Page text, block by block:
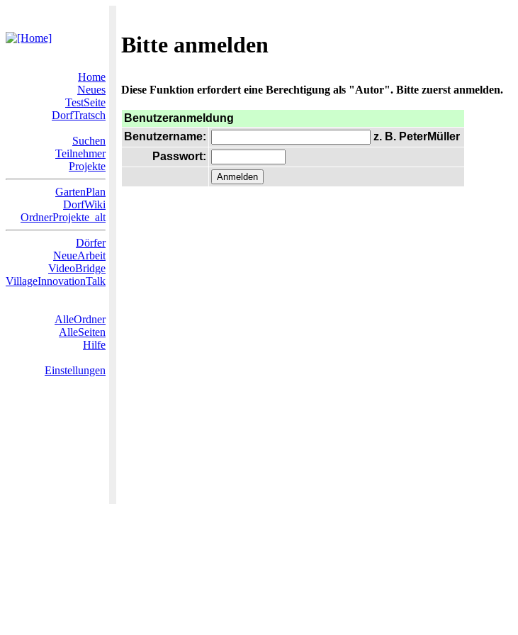
Bitte anmelden
Home
Neues
TestSeite
DorfTratsch
Suchen
Teilnehmer
Projekte
GartenPlan
DorfWiki
OrdnerProjekte_alt
Dörfer
NeueArbeit
VideoBridge
VillageInnovationTalk
AlleOrdner
AlleSeiten
Hilfe
Einstellungen
Diese Funktion erfordert eine Berechtigung als "Autor". Bitte zuerst anmelden.
Benutzeranmeldung
Benutzername:
z. B. PeterMüller
Passwort: